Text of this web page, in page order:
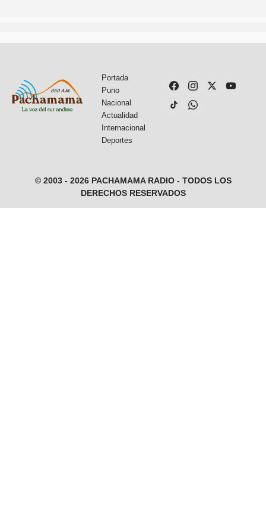
Portada
Puno
Nacional
Actualidad
Internacional
Deportes
© 2003 - 2026 PACHAMAMA RADIO - TODOS LOS
DERECHOS RESERVADOS